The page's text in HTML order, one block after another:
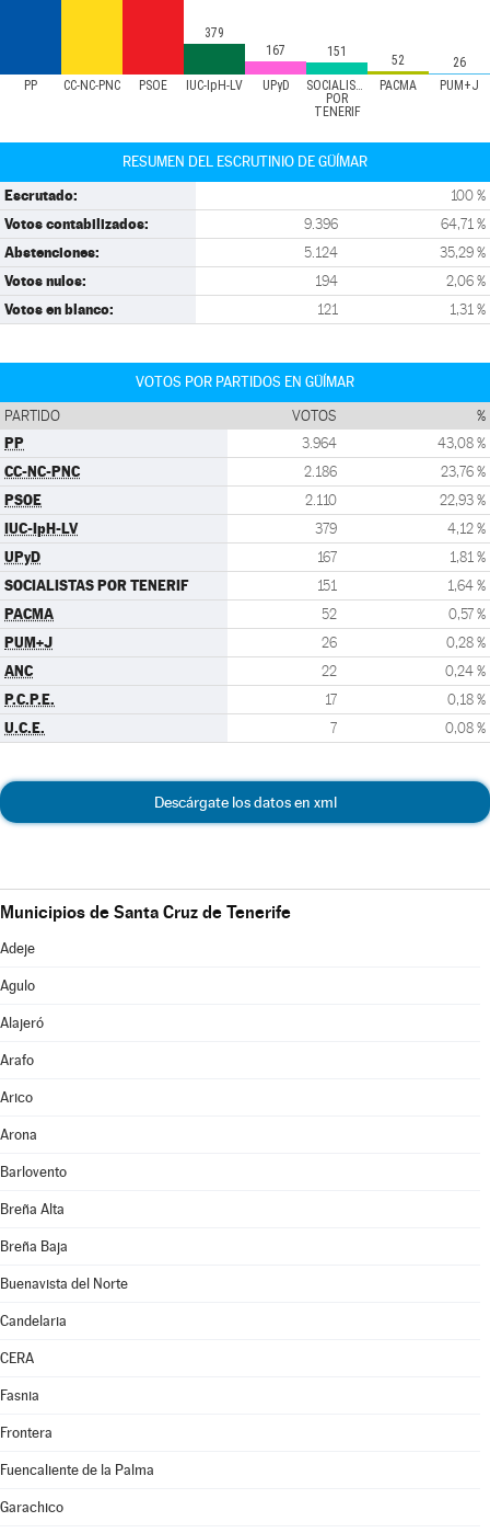
PP CC-NC-PNC PSOE IUC-IpH-LV UPyD
SOCIALISTAS
POR
TENERIF
PACMA PUM+J
379
167
151
52 26
RESUMEN DEL ESCRUTINIO DE GÜÍMAR
Escrutado: 100 %
Votos contabilizados: 9.396 64,71 %
Abstenciones: 5.124 35,29 %
Votos nulos: 194 2,06 %
Votos en blanco: 121 1,31 %
VOTOS POR PARTIDOS EN GÜÍMAR
PARTIDO VOTOS %
PP 3.964 43,08 %
CC-NC-PNC 2.186 23,76 %
PSOE 2.110 22,93 %
IUC-IpH-LV 379 4,12 %
UPyD 167 1,81 %
SOCIALISTAS POR TENERIF 151 1,64 %
PACMA 52 0,57 %
PUM+J 26 0,28 %
ANC 22 0,24 %
P.C.P.E. 17 0,18 %
U.C.E. 7 0,08 %
Descárgate los datos en xml
Municipios de Santa Cruz de Tenerife
Adeje
Agulo
Alajeró
Arafo
Arico
Arona
Barlovento
Breña Alta
Breña Baja
Buenavista del Norte
Candelaria
CERA
Fasnia
Frontera
Fuencaliente de la Palma
Garachico